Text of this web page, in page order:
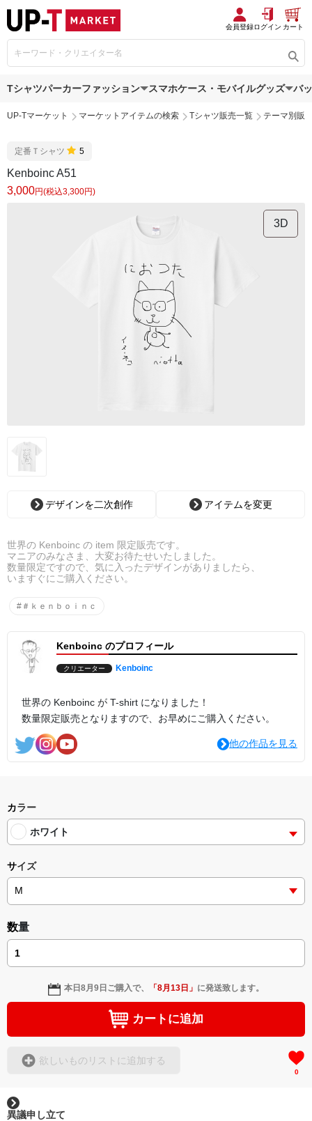
会員登録ログイン カート
Tシャツパーカーファッション スマホケース・モバイルグッズ バ
UP-Tマーケット マーケットアイテムの検索 Tシャツ販売一覧 テーマ別販
定番Ｔシャツ 5
Kenboinc A51
3,000円(税込3,300円)
3D
デザインを二次創作 アイテムを変更
世界の Kenboinc の item 限定販売です。
マニアのみなさま、大変お待たせいたしました。
数量限定ですので、気に入ったデザインがありましたら、
いますぐにご購入ください。
#＃ｋｅｎｂｏｉｎｃ
Kenboinc のプロフィール
クリエーター Kenboinc
世界の Kenboinc が T-shirt になりました！
数量限定販売となりますので、お早めにご購入ください。
他の作品を見る
カラー
ホワイト
サイズ
数量
本日8月9日 ご購入で、 「8月13日 」 に発送致します。
カートに追加
欲しいものリストに追加する
0
異議申し立て